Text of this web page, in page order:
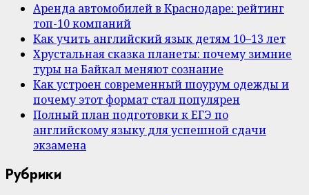
Аренда автомобилей в Краснодаре: рейтинг
топ-10 компаний
Как учить английский язык детям 10–13 лет
Хрустальная сказка планеты: почему зимние
туры на Байкал меняют сознание
Как устроен современный шоурум одежды и
почему этот формат стал популярен
Полный план подготовки к ЕГЭ по
английскому языку для успешной сдачи
экзамена
Рубрики